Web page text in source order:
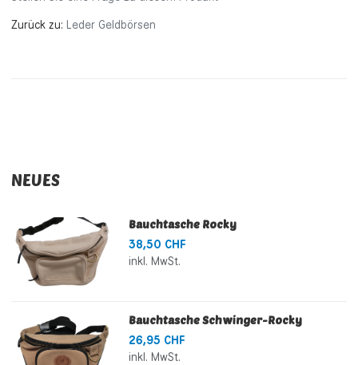
Zurück zu: Leder Geldbörsen
NEUES
Bauchtasche Rocky
38,50 CHF
inkl. MwSt.
Bauchtasche Schwinger-Rocky
26,95 CHF
inkl. MwSt.